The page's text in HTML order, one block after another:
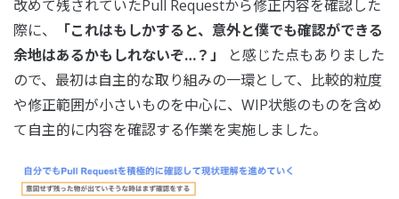
改めて残されていたPull Requestから修正内容を確認した
際に、
「これはもしかすると、意外と僕でも確認ができる
余地はあるかもしれないぞ…？」
と感じた点もありました
ので、最初は自主的な取り組みの一環として、比較的粒度
や修正範囲が小さいものを中心に、WIP状態のものを含め
て自主的に内容を確認する作業を実施しました。